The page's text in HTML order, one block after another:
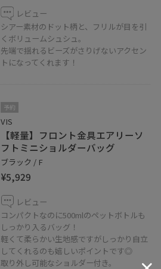
レビュー
シアー素材のドット柄と、フリルが目を引
くボリュームシュシュ。
先端で揺れるビーズがさりげないアクセン
トになってくれます！
予約
VIS
【軽量】フロント金具エアリーソ
フトミニショルダーバッグ
ブラック / F
¥5,929
レビュー
コンパクトなのに500mlのペットボトルも
しっかり入るバッグ！
軽くて柔らかい生地感ですがしっかり自立
してくれるのも嬉しいポイントです◎
取り外し可能なショルダー付き。